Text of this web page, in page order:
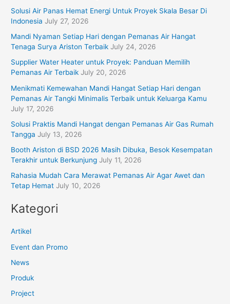
Solusi Air Panas Hemat Energi Untuk Proyek Skala Besar Di
Indonesia July 27, 2026
Mandi Nyaman Setiap Hari dengan Pemanas Air Hangat
Tenaga Surya Ariston Terbaik July 24, 2026
Supplier Water Heater untuk Proyek: Panduan Memilih
Pemanas Air Terbaik July 20, 2026
Menikmati Kemewahan Mandi Hangat Setiap Hari dengan
Pemanas Air Tangki Minimalis Terbaik untuk Keluarga Kamu
July 17, 2026
Solusi Praktis Mandi Hangat dengan Pemanas Air Gas Rumah
Tangga July 13, 2026
Booth Ariston di BSD 2026 Masih Dibuka, Besok Kesempatan
Terakhir untuk Berkunjung July 11, 2026
Rahasia Mudah Cara Merawat Pemanas Air Agar Awet dan
Tetap Hemat July 10, 2026
Kategori
Artikel
Event dan Promo
News
Produk
Project